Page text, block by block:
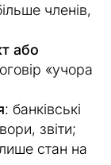
членів,
або
«учора
: банківські
звіти;
стан на